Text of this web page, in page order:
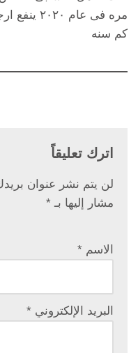
مره فى
كم سنه
اترك تعليقاً
لن يتم نشر عنوان
مشار إليها بـ *
الاسم *
البريد الإلكتروني *